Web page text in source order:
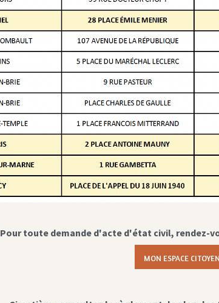
Pour toute demande d'acte d'état civil, rendez-
MON ESPACE CITOYEN